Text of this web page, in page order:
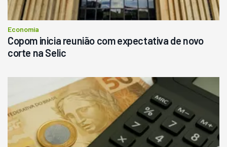
Economia
Copom inicia reunião com expectativa de novo
corte na Selic